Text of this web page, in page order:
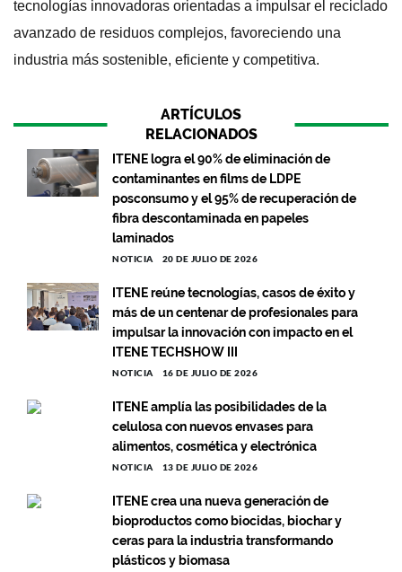
tecnologías innovadoras orientadas a impulsar el reciclado
avanzado de residuos complejos, favoreciendo una
industria más sostenible, eficiente y competitiva.
ARTÍCULOS
RELACIONADOS
ITENE logra el 90% de eliminación de
contaminantes en films de LDPE
posconsumo y el 95% de recuperación de
fibra descontaminada en papeles
laminados
NOTICIA 20 DE JULIO DE 2026
ITENE reúne tecnologías, casos de éxito y
más de un centenar de profesionales para
impulsar la innovación con impacto en el
ITENE TECHSHOW III
NOTICIA 16 DE JULIO DE 2026
ITENE amplía las posibilidades de la
celulosa con nuevos envases para
alimentos, cosmética y electrónica
NOTICIA 13 DE JULIO DE 2026
ITENE crea una nueva generación de
bioproductos como biocidas, biochar y
ceras para la industria transformando
plásticos y biomasa